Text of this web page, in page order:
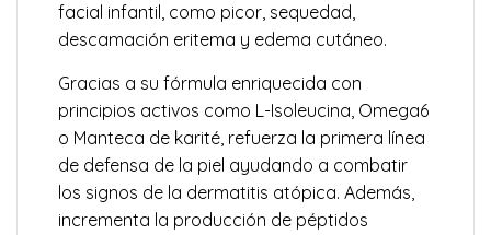
facial infantil, como picor, sequedad,
descamación eritema y edema cutáneo.
Gracias a su fórmula enriquecida con
principios activos como L-Isoleucina, Omega6
o Manteca de karité, refuerza la primera línea
de defensa de la piel ayudando a combatir
los signos de la dermatitis atópica. Además,
incrementa la producción de péptidos